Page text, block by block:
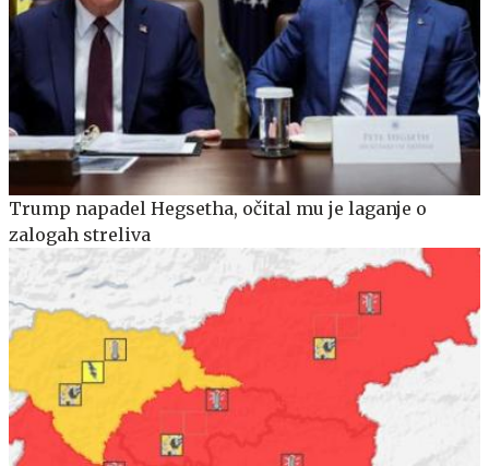
Trump napadel Hegsetha, očital mu je laganje o
zalogah streliva